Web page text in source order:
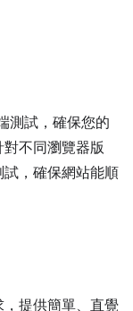
測試，確保您的
不同瀏覽器版
，確保網站能順
提供簡單、直覺